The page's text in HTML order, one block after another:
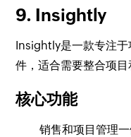
9. Insightly
Insightly是一款专注
件，适合需要整合项目
核心功能
销售和项目管理一